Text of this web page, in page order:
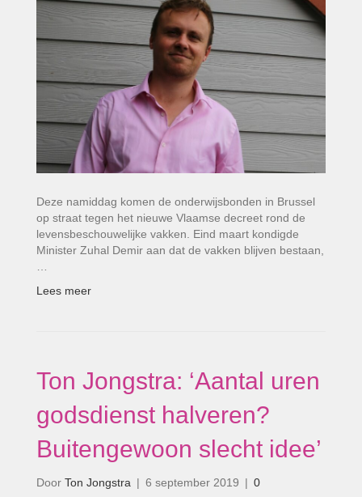
Deze namiddag komen de onderwijsbonden in Brussel
op straat tegen het nieuwe Vlaamse decreet rond de
levensbeschouwelijke vakken. Eind maart kondigde
Minister Zuhal Demir aan dat de vakken blijven bestaan,
Lees meer
Ton Jongstra: ‘Aantal uren
godsdienst halveren?
Buitengewoon slecht idee’
Door Ton Jongstra | 6 september 2019 | 0